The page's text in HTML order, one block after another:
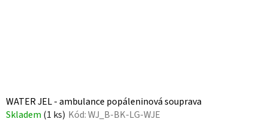
WATER JEL - ambulance popáleninová souprava
Skladem (1 ks) Kód:WJ_B-BK-LG-WJE